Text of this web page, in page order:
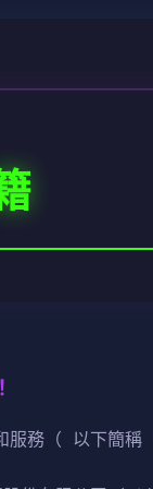
服務（ 以下簡稱